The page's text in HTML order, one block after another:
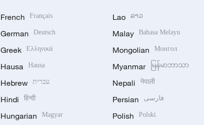
French Français
German Deutsch
Greek Ελληνικά
Hausa Hausa
Hebrew עברית
Hindi हिन्दी
Hungarian Magyar
Lao ລາວ
Malay Bahasa Melayu
Mongolian Монгол
Myanmar မြန်မာဘာသာ
Nepali नेपाली
Persian فارسی
Polish Polski